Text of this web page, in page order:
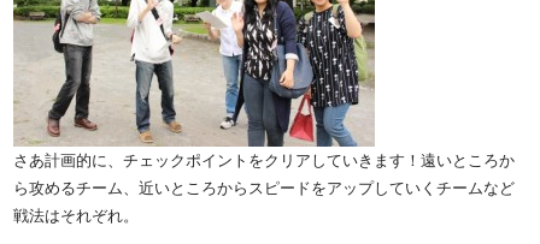
さあ計画的に、チェックポイントをクリアしていきます！遠いところか
ら攻めるチーム、近いところからスピードをアップしていくチームなど
戦法はそれぞれ。